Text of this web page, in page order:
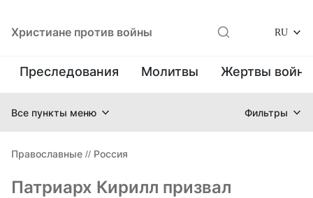
Христиане против войны RU
Преследования Молитвы Жертвы
Все пункты меню Фильтры
Православные // Россия
Патриарх Кирилл призвал